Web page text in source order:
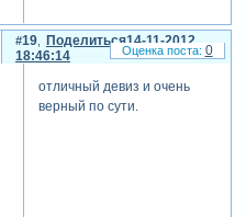
Поделиться
19
14-11-2012
18:46:14
отличный девиз и очень
верный по сути.
0